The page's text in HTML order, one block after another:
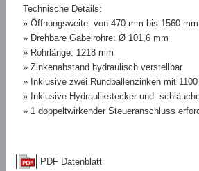
Technische Details:
» Öffnungsweite: von 470 mm bis 1560 mm
» Drehbare Gabelrohre: Ø 101,6 mm
» Rohrlänge: 1218 mm
» Zinkenabstand hydraulisch verstellbar
» Inklusive zwei Rundballenzinken mit
» Inklusive Hydraulikstecker und -
» 1 doppeltwirkender Steueranschluss
PDF Datenblatt